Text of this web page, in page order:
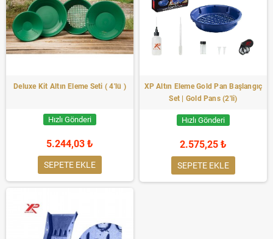
Deluxe Kit Altın Eleme Seti ( 4'lü )
Hızlı Gönderi
5.244,03 ₺
SEPETE EKLE
XP Altın Eleme Gold Pan Başlangıç
Set | Gold Pans (2'li)
Hızlı Gönderi
2.575,25 ₺
SEPETE EKLE